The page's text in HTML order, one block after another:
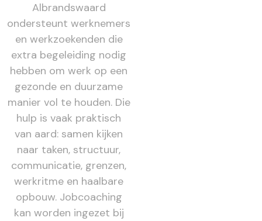
Albrandswaard
ondersteunt werknemers
en werkzoekenden die
extra begeleiding nodig
hebben om werk op een
gezonde en duurzame
manier vol te houden. Die
hulp is vaak praktisch
van aard: samen kijken
naar taken, structuur,
communicatie, grenzen,
werkritme en haalbare
opbouw. Jobcoaching
kan worden ingezet bij